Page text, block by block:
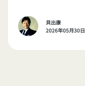
貝出康
2026年05月30日